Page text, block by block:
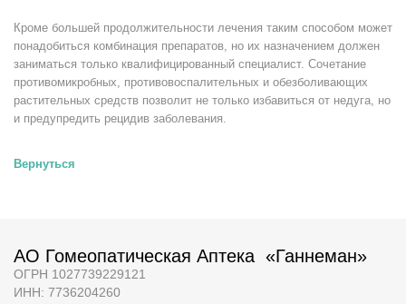
Кроме большей продолжительности лечения таким способом может
понадобиться комбинация препаратов, но их назначением должен
заниматься только квалифицированный специалист. Сочетание
противомикробных, противовоспалительных и обезболивающих
растительных средств позволит не только избавиться от недуга, но
и предупредить рецидив заболевания.
Вернуться
АО Гомеопатическая Аптека «Ганнеман»
ОГРН 1027739229121
ИНН: 7736204260